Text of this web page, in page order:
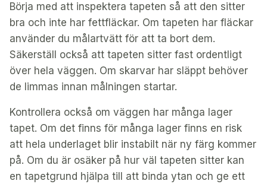
Börja med att inspektera tapeten så att den sitter
bra och inte har fettfläckar. Om tapeten har fläckar
använder du målartvätt för att ta bort dem.
Säkerställ också att tapeten sitter fast ordentligt
över hela väggen. Om skarvar har släppt behöver
de limmas innan målningen startar.
Kontrollera också om väggen har många lager
tapet. Om det finns för många lager finns en risk
att hela underlaget blir instabilt när ny färg kommer
på. Om du är osäker på hur väl tapeten sitter kan
en tapetgrund hjälpa till att binda ytan och ge ett